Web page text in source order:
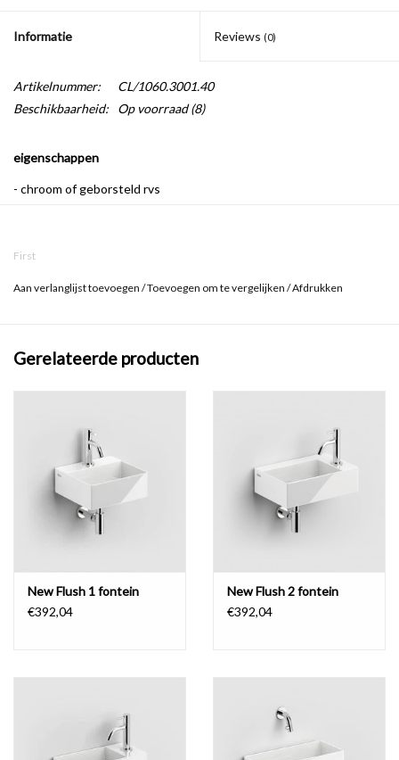
Informatie Reviews (0)
Artikelnummer:
CL/1060.3001.40
Beschikbaarheid:
Op voorraad(8)
eigenschappen
- chroom of geborsteld rvs
- reserveonderdeel
- vervangbaar
First
Aan verlanglijst toevoegen /Toevoegen om te vergelijken /Afdrukken
Gerelateerde producten
New Flush 1 fontein
€392,04
New Flush 2 fontein
€392,04